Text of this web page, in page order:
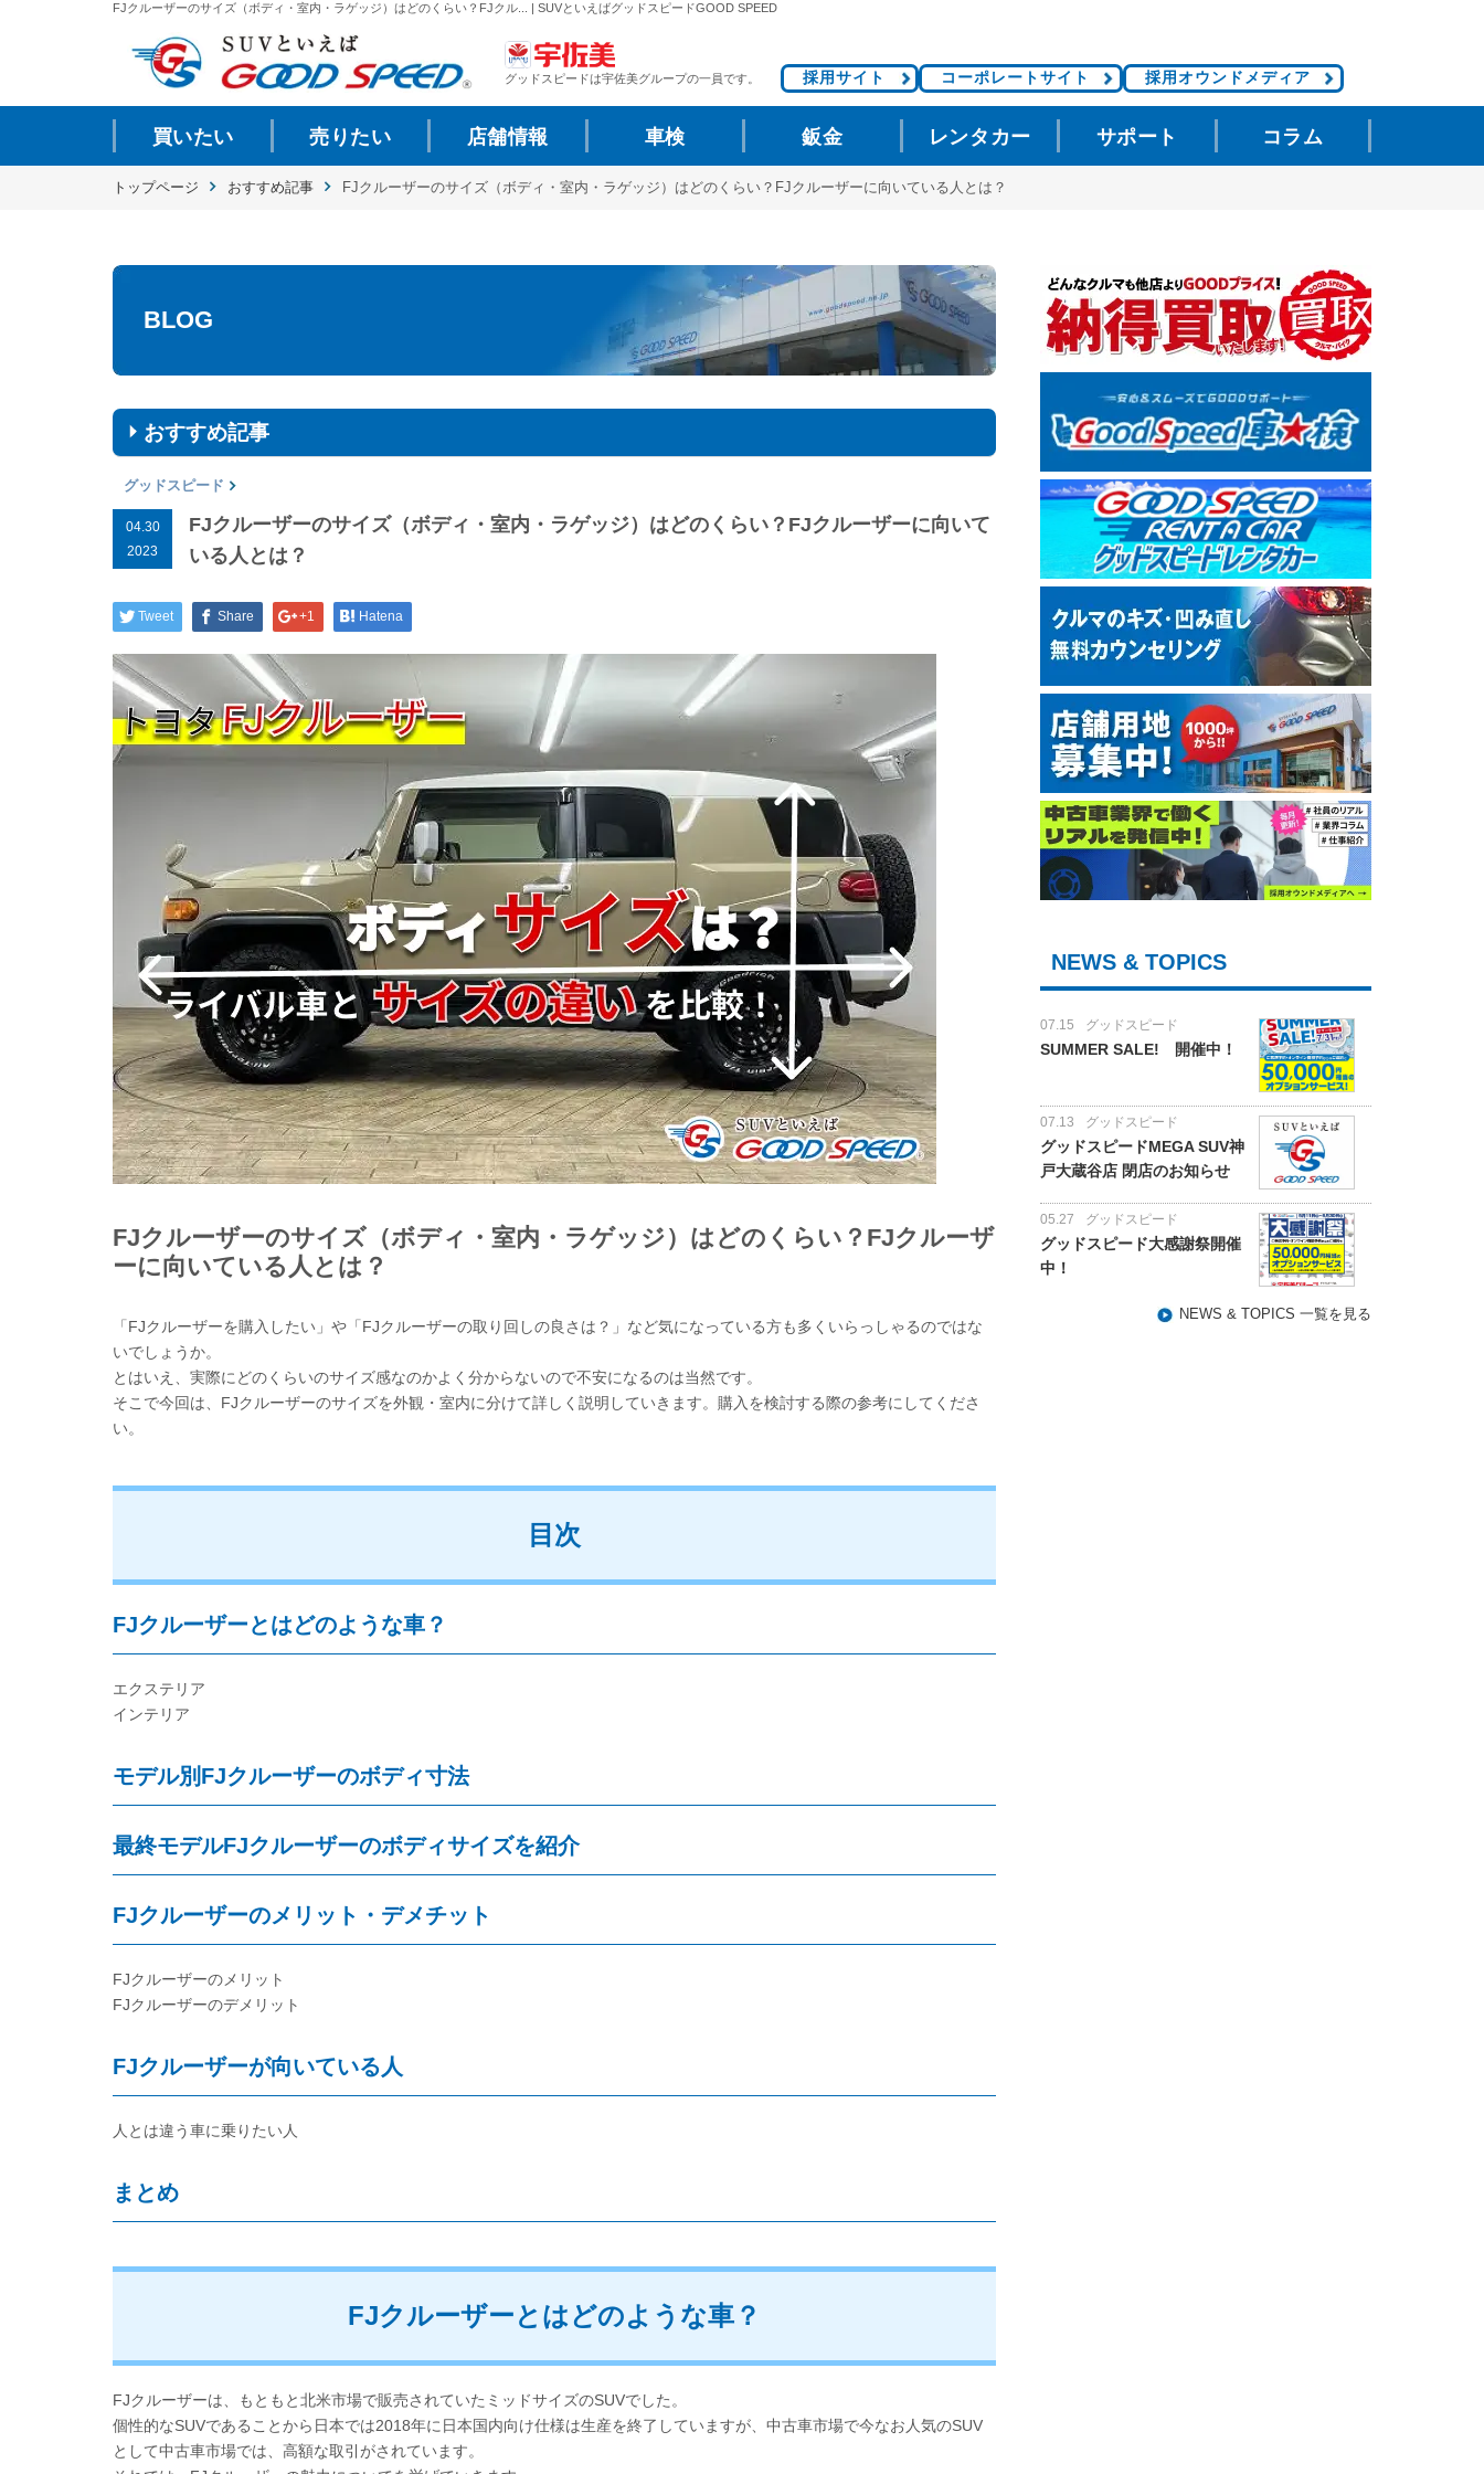
FJクルーザーのサイズ（ボディ・室内・ラゲッジ）はどのくらい？FJクル... | SUVといえばグッドスピードGOOD SPEED
グッドスピードは宇佐美グループの一員です。 採用サイト コーポレートサイト 採用オウンドメディア
買いたい 売りたい 店舗情報 車検 鈑金 レンタカー サポート コラム
トップページ おすすめ記事 FJクルーザーのサイズ（ボディ・室内・ラゲッジ）はどのくらい？FJクルーザーに向いている人とは？
BLOG
おすすめ記事
グッドスピード
04.30
2023
FJクルーザーのサイズ（ボディ・室内・ラゲッジ）はどのくらい？FJクルーザーに向いて
いる人とは？
Tweet Share +1 Hatena
FJクルーザーのサイズ（ボディ・室内・ラゲッジ）はどのくらい？FJクルーザ
ーに向いている人とは？
「FJクルーザーを購入したい」や「FJクルーザーの取り回しの良さは？」など気になっている方も多くいらっしゃるのではな
いでしょうか。
とはいえ、実際にどのくらいのサイズ感なのかよく分からないので不安になるのは当然です。
そこで今回は、FJクルーザーのサイズを外観・室内に分けて詳しく説明していきます。購入を検討する際の参考にしてくださ
い。
目次
FJクルーザーとはどのような車？
エクステリア
インテリア
モデル別FJクルーザーのボディ寸法
最終モデルFJクルーザーのボディサイズを紹介
FJクルーザーのメリット・デメチット
FJクルーザーのメリット
FJクルーザーのデメリット
FJクルーザーが向いている人
人とは違う車に乗りたい人
まとめ
FJクルーザーとはどのような車？
FJクルーザーは、もともと北米市場で販売されていたミッドサイズのSUVでした。
個性的なSUVであることから日本では2018年に日本国内向け仕様は生産を終了していますが、中古車市場で今なお人気のSUV
として中古車市場では、高額な取引がされています。
NEWS & TOPICS
07.15 グッドスピード
SUMMER SALE! 開催中！
07.13 グッドスピード
グッドスピードMEGA SUV神
戸大蔵谷店 閉店のお知らせ
05.27 グッドスピード
グッドスピード大感謝祭開催
中！
NEWS & TOPICS 一覧を見る